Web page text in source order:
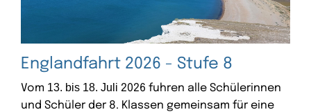
Englandfahrt 2026 - Stufe 8
Vom 13. bis 18. Juli 2026 fuhren alle Schülerinnen
und Schüler der 8. Klassen gemeinsam für eine